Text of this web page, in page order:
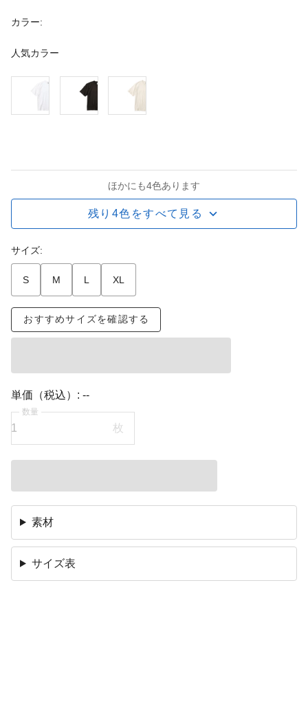
カラー:
人気カラー
ほかにも4色あります
残り4色をすべて見る
サイズ:
S M L XL
おすすめサイズを確認する
単価（税込）: --
枚
数量
素材
サイズ表